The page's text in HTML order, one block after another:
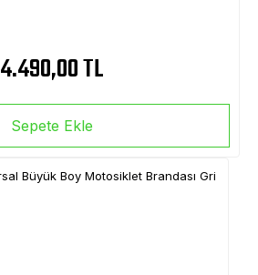
4.490,00 TL
Sepete Ekle